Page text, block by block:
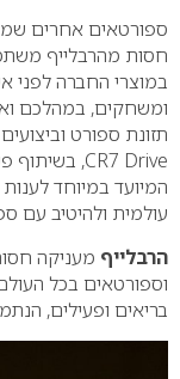
ספורטאים אחרים
חסות מהרבלייף
במוצרי החברה לפני
ומשחקים, במהלכם
CR7 Drive, בשיתוף פעולה עם
המיועד במיוחד
עולמית ולהיטיב עם
הרבלייף
וספורטאים בכל
בריאים ופעילים,